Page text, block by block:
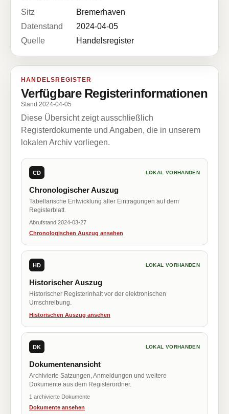
Sitz
Bremerhaven
Datenstand
2024-04-05
Quelle
Handelsregister
HANDELSREGISTER
Verfügbare Registerinformationen
Stand 2024-04-05
Diese Übersicht zeigt ausschließlich
Registerdokumente und Angaben, die in unserem
lokalen Archiv vorliegen.
CD LOKAL VORHANDEN
Chronologischer Auszug
Tabellarische Entwicklung aller Eintragungen auf dem
Registerblatt.
Abrufstand 2024-03-27
Chronologischen Auszug ansehen
HD LOKAL VORHANDEN
Historischer Auszug
Historischer Registerinhalt vor der elektronischen
Umschreibung.
Historischen Auszug ansehen
DK LOKAL VORHANDEN
Dokumentenansicht
Archivierte Satzungen, Anmeldungen und weitere
Dokumente aus dem Registerordner.
1 archivierte Dokumente
Dokumente ansehen